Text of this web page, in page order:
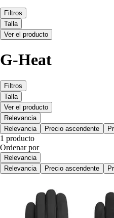
Filtros
Talla
Ver el producto
G-Heat
Filtros
Talla
Ver el producto
Relevancia
Relevancia
Precio ascendente
1 producto
Ordenar por
Relevancia
Relevancia
Precio ascendente